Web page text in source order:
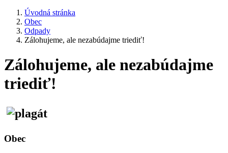
Úvodná stránka
Obec
Odpady
Zálohujeme, ale nezabúdajme triediť!
Zálohujeme, ale nezabúdajme
triediť!
Obec